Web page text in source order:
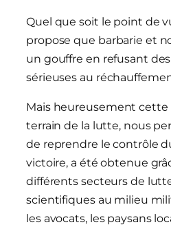
Quel que soit le point de
propose que barbarie et
un gouffre en refusant
sérieuses au
Mais heureusement cette
terrain de la lutte, nous
de reprendre le contrôle
victoire, a été obtenue
différents secteurs de
scientifiques au milieu
les avocats, les paysans